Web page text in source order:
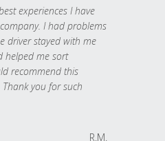
experiences I have
I had problems
driver stayed with me
helped me sort
recommend this
you for such
R.M.